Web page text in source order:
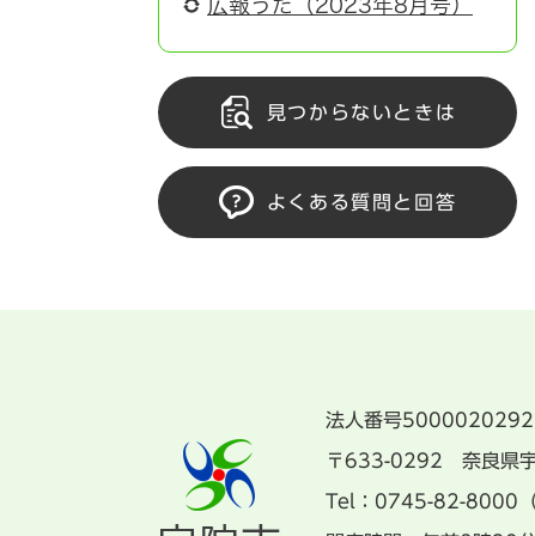
広報うだ（2023年8月号）
見つからないときは
よくある質問と回答
法人番号
〒633-0292 奈良県宇
Tel：0745-82-8000